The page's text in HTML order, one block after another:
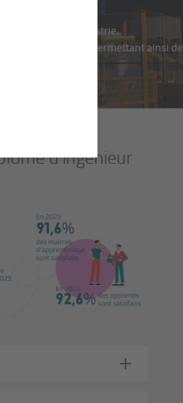
faire de l’Industrie.
d’Ingénieur leur permettant ainsi de
d'ingénieur